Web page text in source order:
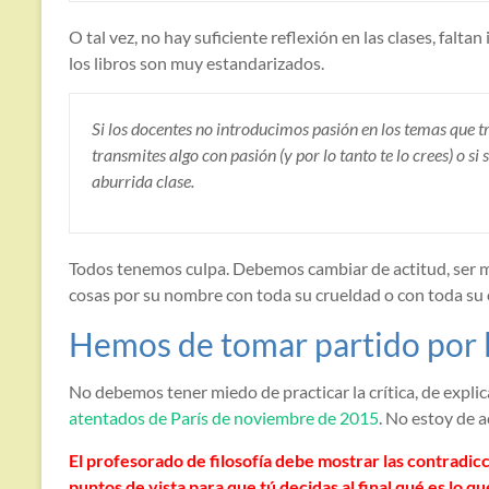
O tal vez, no hay suficiente reflexión en las clases,
los libros son muy estandarizados.
Si los docentes no introducimos pasión en los temas
transmites algo con pasión (y por lo tanto te lo crees) o
aburrida clase.
Todos tenemos culpa. Debemos cambiar de actitud, ser
cosas por su nombre con toda su crueldad o con toda
Hemos de tomar partido
No debemos tener miedo de practicar la crítica, de
atentados de París de noviembre de 2015. No estoy de
El profesorado de filosofía debe mostrar las